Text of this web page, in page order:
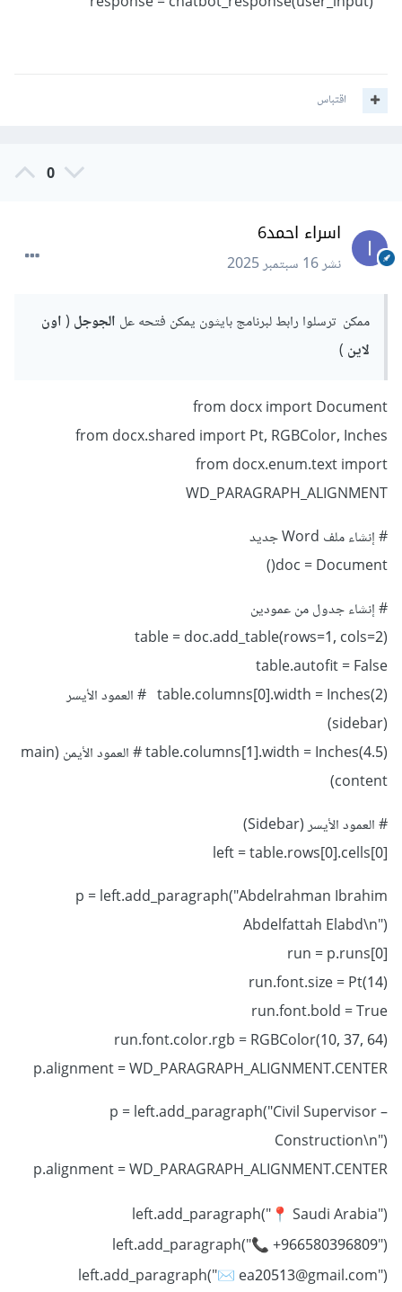
اقتباس
0
اسراء احمد6
نشر16 سبتمبر 2025
ممكن ترسلوا رابط لبرنامج بايثون يمكن فتحه عل الجوجل(اون
لاين)
from docx import Document
from docx.shared import Pt, RGBColor, Inches
from docx.enum.text import
WD_PARAGRAPH_ALIGNMENT
# إنشاء ملف Word جديد
doc = Document()
# إنشاء جدول من عمودين
table = doc.add_table(rows=1, cols=2)
table.autofit = False
table.columns[0].width = Inches(2) # العمود الأيسر
table.columns[1].width = Inches(4.5) # العمود الأيمن (main
content)
# العمود الأيسر (Sidebar)
left = table.rows[0].cells[0]
p = left.add_paragraph("Abdelrahman Ibrahim
Abdelfattah Elabd\n")
run = p.runs[0]
run.font.size = Pt(14)
run.font.bold = True
run.font.color.rgb = RGBColor(10, 37, 64)
p.alignment = WD_PARAGRAPH_ALIGNMENT.CENTER
p = left.add_paragraph("Civil Supervisor –
Construction\n")
p.alignment = WD_PARAGRAPH_ALIGNMENT.CENTER
left.add_paragraph(" 📍 Saudi Arabia")
left.add_paragraph("📞 +966580396809")
left.add_paragraph("✉️ ea20513@gmail.com")